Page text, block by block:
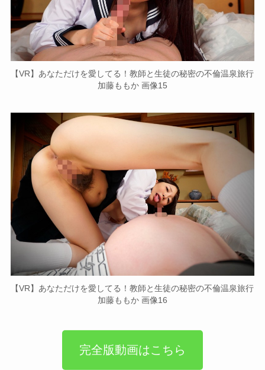
【VR】あなただけを愛してる！教師と生徒の秘密の不倫温泉旅行
加藤ももか 画像15
【VR】あなただけを愛してる！教師と生徒の秘密の不倫温泉旅行
加藤ももか 画像16
完全版動画はこちら